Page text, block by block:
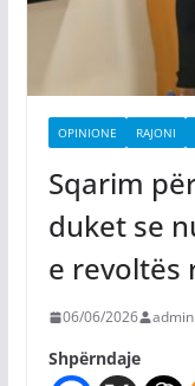
OPINIONE RAJONI
Sqarim
duket se
e revoltës
06/06/2026 admin
Shpërndaje